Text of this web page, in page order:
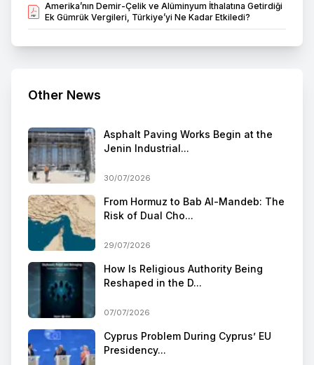
Amerika’nın Demir-Çelik ve Alüminyum İthalatına Getirdiği
Ek Gümrük Vergileri, Türkiye’yi Ne Kadar Etkiledi?
Other News
Asphalt Paving Works Begin at the
Jenin Industrial...
30/07/2026
From Hormuz to Bab Al-Mandeb: The
Risk of Dual Cho...
29/07/2026
How Is Religious Authority Being
Reshaped in the D...
07/07/2026
Cyprus Problem During Cyprus’ EU
Presidency...